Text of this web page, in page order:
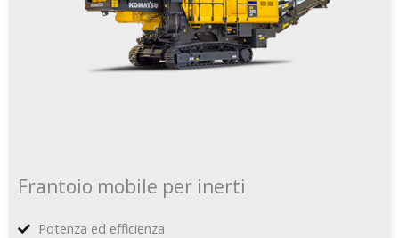
Frantoio mobile per inerti
Potenza ed efficienza